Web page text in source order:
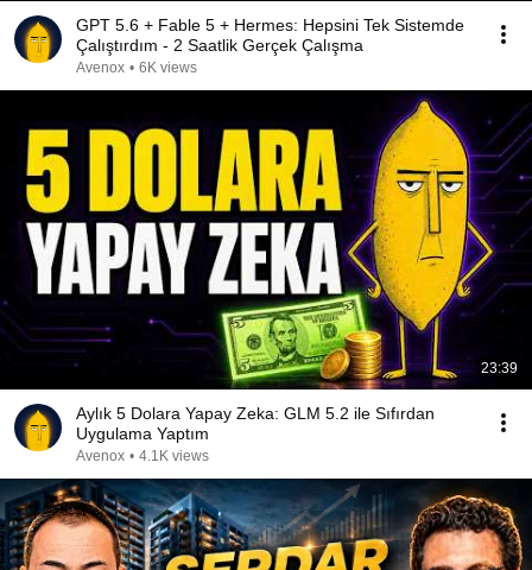
GPT 5.6 + Fable 5 + Hermes: Hepsini Tek Sistemde
Çalıştırdım - 2 Saatlik Gerçek Çalışma
Avenox • 6K views
23:39
Aylık 5 Dolara Yapay Zeka: GLM 5.2 ile Sıfırdan
Uygulama Yaptım
Avenox • 4.1K views